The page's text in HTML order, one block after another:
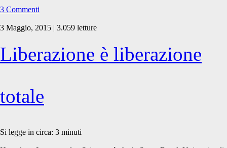
Miss
Able
3 Commenti
3 Maggio, 2015 | 3.059 letture
Liberazione è liberazione
totale
Si legge in circa: 3 minuti